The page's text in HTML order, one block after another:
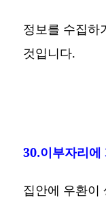
정보를 수집하
것입니다.
30.이부자리에
집안에 우환이